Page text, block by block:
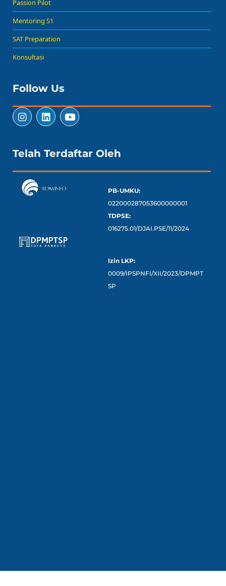
Passion Pilot
Mentoring S1
SAT Preparation
Konsultasi
Follow Us
Telah Terdaftar Oleh
PB-UMKU:
022000287053600000001
TDPSE:
016275.01/DJAI.PSE/11/2024
Izin LKP:
0009/IPSPNFI/XII/2023/DPMPT
SP